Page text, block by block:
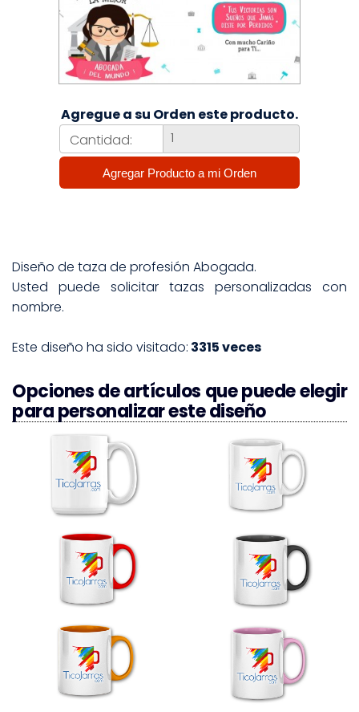
Agregue a su Orden este producto.
Cantidad:
Diseño de taza de profesión Abogada.
Usted puede solicitar tazas personalizadas con
nombre.
Este diseño ha sido visitado: 3315 veces
Opciones de artículos que puede elegir
para personalizar este diseño